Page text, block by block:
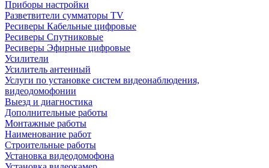
Приборы настройки
Разветвители сумматоры TV
Ресиверы Кабельные цифровые
Ресиверы Спутниковые
Ресиверы Эфирные цифровые
Усилители
Усилитель антенный
Услуги по установке систем видеонаблюдения,
видеодомофонии
Выезд и диагностика
Дополнительные работы
Монтажные работы
Наименование работ
Строительные работы
Установка видеодомофона